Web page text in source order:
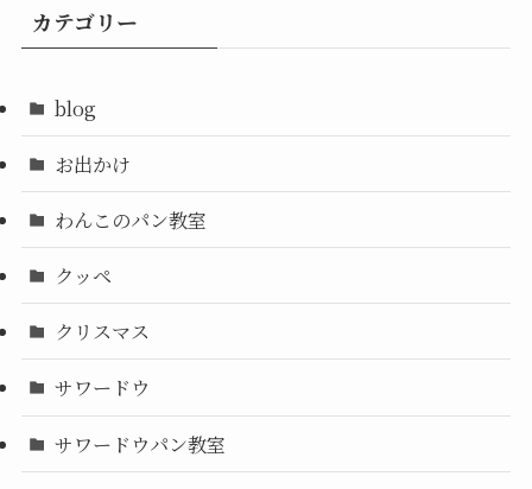
カテゴリー
blog
お出かけ
わんこのパン教室
クッペ
クリスマス
サワードウ
サワードウパン教室